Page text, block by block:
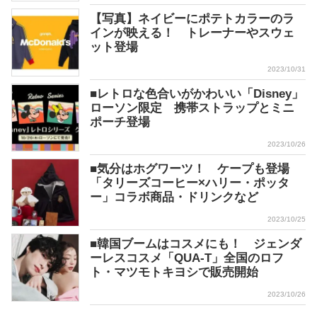
【写真】ネイビーにポテトカラーのラ
インが映える！ トレーナーやスウェ
ット登場
2023/10/31
■レトロな色合いがかわいい「Disney」
ローソン限定 携帯ストラップとミニ
ポーチ登場
2023/10/26
■気分はホグワーツ！ ケープも登場
「タリーズコーヒー×ハリー・ポッタ
ー」コラボ商品・ドリンクなど
2023/10/25
■韓国ブームはコスメにも！ ジェンダ
ーレスコスメ「QUA-T」全国のロフ
ト・マツモトキヨシで販売開始
2023/10/26